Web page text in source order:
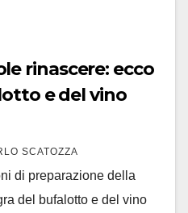
rinascere: ecco
e del vino
SCATOZZA
di preparazione della
del bufalotto e del vino